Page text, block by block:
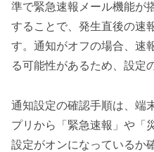
準で緊急速報メール機能が
することで、発生直後の速
す。通知がオフの場合、速
る可能性があるため、設定
通知設定の確認手順は、端
プリから「緊急速報」や「
設定がオンになっているか